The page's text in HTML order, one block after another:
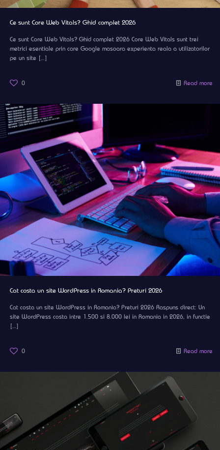
Ce sunt Core Web Vitals? Ghid complet 2026
Ce sunt Core Web Vitals? Ghid complet 2026 Core Web Vitals sunt trei
metrici esentiale prin care Google masoara experienta reala a utilizatorilor
pe un site […]
0 Read more
Cat costa un site WordPress in Romania? Preturi 2026
Cat costa un site WordPress in Romania? Preturi 2026 Raspuns direct: Un
site WordPress costa intre 1.500 si 8.000 lei in Romania in 2026, in functie
[…]
0 Read more